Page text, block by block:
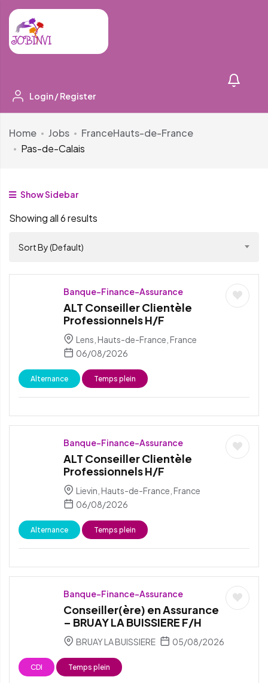
Login /Register
Home Jobs FranceHauts-de-France
Pas-de-Calais
Show Sidebar
Showing all 6 results
Sort By (Default)
Banque-Finance-Assurance
ALT Conseiller Clientèle
Professionnels H/F
Lens, Hauts-de-France, France
06/08/2026
Alternance Temps plein
Banque-Finance-Assurance
ALT Conseiller Clientèle
Professionnels H/F
Lievin, Hauts-de-France, France
06/08/2026
Alternance Temps plein
Banque-Finance-Assurance
Conseiller(ère) en Assurance
– BRUAY LA BUISSIERE F/H
BRUAY LA BUISSIERE 05/08/2026
CDI Temps plein